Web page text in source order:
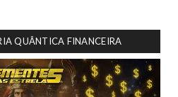
QUÂNTICA FINANCEIRA